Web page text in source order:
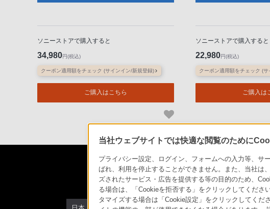
ソニーストアで購入すると
34,980円(税込)
クーポン適用額をチェック (サインイン/新規登録)
ご購入はこちら
ソニーストアで購入すると
22,980円(税込)
クーポン適用額をチェック (
ご購入は
当社ウェブサイトでは快適な閲覧のために
プライバシー設定、ログイン、フォームへの入力等、サ
ばれ、利用を停止することができません。また、当社は
ズされたサービス・広告を提供する等の目的のため、
る場合は、「Cookieを拒否する」をクリックしてくださ
タマイズする場合は「Cookie設定」をクリックしてく
ソニースト